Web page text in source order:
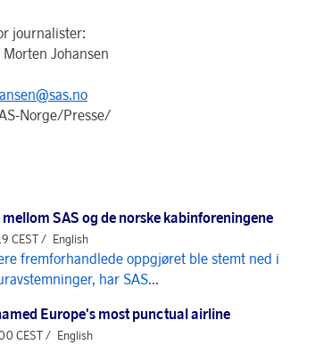
journalister:
Johansen
Norge/Presse/
SAS og de norske kabinforeningene
CEST / English
fremforhandlede oppgjøret ble stemt ned i
har SAS...
Europe's most punctual airline
CEST / English